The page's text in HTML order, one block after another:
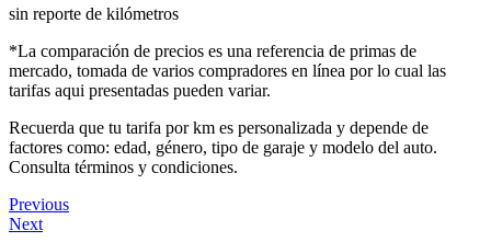
sin reporte de kilómetros
*La comparación de precios es una referencia de primas de
mercado, tomada de varios compradores en línea por lo cual las
tarifas aqui presentadas pueden variar.
Recuerda que tu tarifa por km es personalizada y depende de
factores como: edad, género, tipo de garaje y modelo del auto.
Consulta términos y condiciones.
Previous
Next